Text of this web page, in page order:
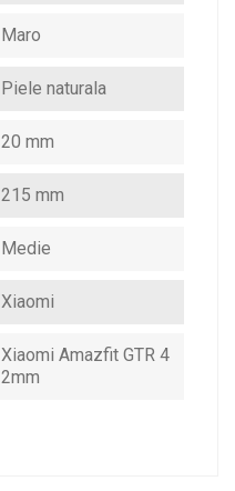
Maro
Piele naturala
20 mm
215 mm
Medie
Xiaomi
Xiaomi Amazfit GTR 4
2mm